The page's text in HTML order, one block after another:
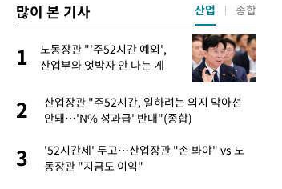
많이 본 기사
1
노동장관 "'주52시간 예외',
산업부와 엇박자 안 나는 게
2
산업장관 "주52시간, 일하려는 의지 막아선
안돼…'N% 성과급' 반대"(종합)
3
'52시간제' 두고…산업장관 "손 봐야" vs 노
동장관 "지금도 이익"
산업 종합